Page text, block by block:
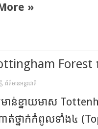
»
, ព័ត៌មានអន្តរជាតិ
ាន់ខ្នាយមាស
ត់ថ្នាក់កំពូលទាំង៤